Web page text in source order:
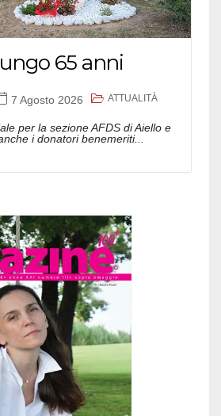
65 anni
7 Agosto 2026 ATTUALITÀ
per la sezione AFDS di Aiello e
i donatori benemeriti...